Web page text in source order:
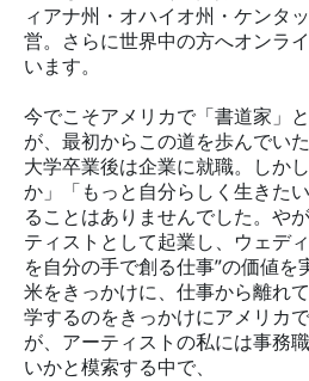
ィアナ州・オハイオ州・ケンタ
営。さらに世界中の方へオンラ
います。
今でこそアメリカで「書道家」
が、最初からこの道を歩んでい
大学卒業後は企業に就職。しか
か」「もっと自分らしく生きた
ることはありませんでした。や
ティストとして起業し、ウェデ
を自分の手で創る仕事”の価値
米をきっかけに、仕事から離れ
学するのをきっかけにアメリカ
が、アーティストの私には事務
いかと模索する中で、